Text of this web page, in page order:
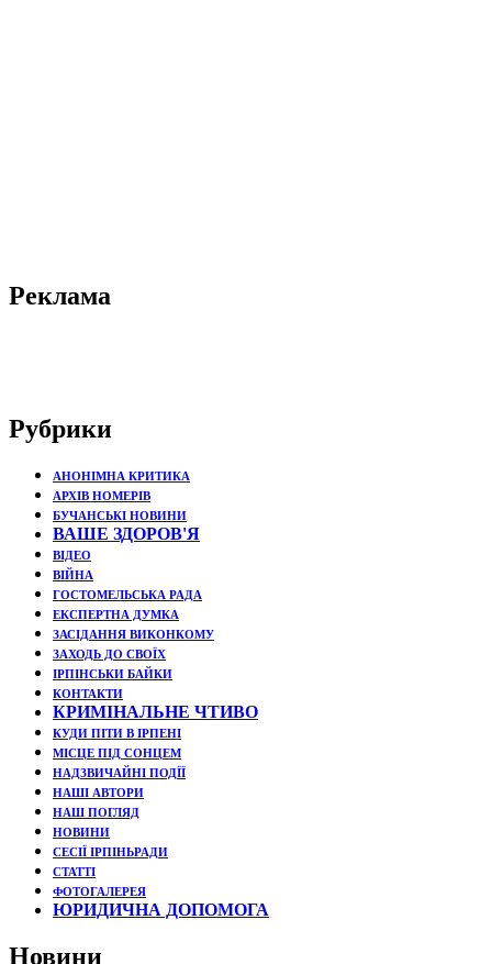
Реклама
Рубрики
АНОНІМНА КРИТИКА
АРХІВ НОМЕРІВ
БУЧАНСЬКІ НОВИНИ
ВАШЕ ЗДОРОВ'Я
ВІДЕО
ВІЙНА
ГОСТОМЕЛЬСЬКА РАДА
ЕКСПЕРТНА ДУМКА
ЗАСІДАННЯ ВИКОНКОМУ
ЗАХОДЬ ДО СВОЇХ
ІРПІНСЬКИ БАЙКИ
КОНТАКТИ
КРИМІНАЛЬНЕ ЧТИВО
КУДИ ПІТИ В ІРПЕНІ
МІСЦЕ ПІД СОНЦЕМ
НАДЗВИЧАЙНІ ПОДЇЇ
НАШІ АВТОРИ
НАШ ПОГЛЯД
НОВИНИ
СЕСІЇ ІРПІНЬРАДИ
СТАТТІ
ФОТОГАЛЕРЕЯ
ЮРИДИЧНА ДОПОМОГА
Новини